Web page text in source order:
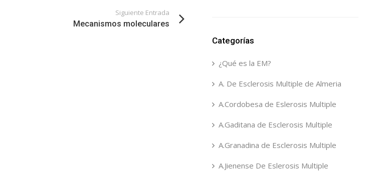
Siguiente Entrada
Mecanismos moleculares
Categorías
¿Qué es la EM?
A. De Esclerosis Multiple de Almeria
A.Cordobesa de Eslerosis Multiple
A.Gaditana de Esclerosis Multiple
A.Granadina de Esclerosis Multiple
A.Jienense De Eslerosis Multiple